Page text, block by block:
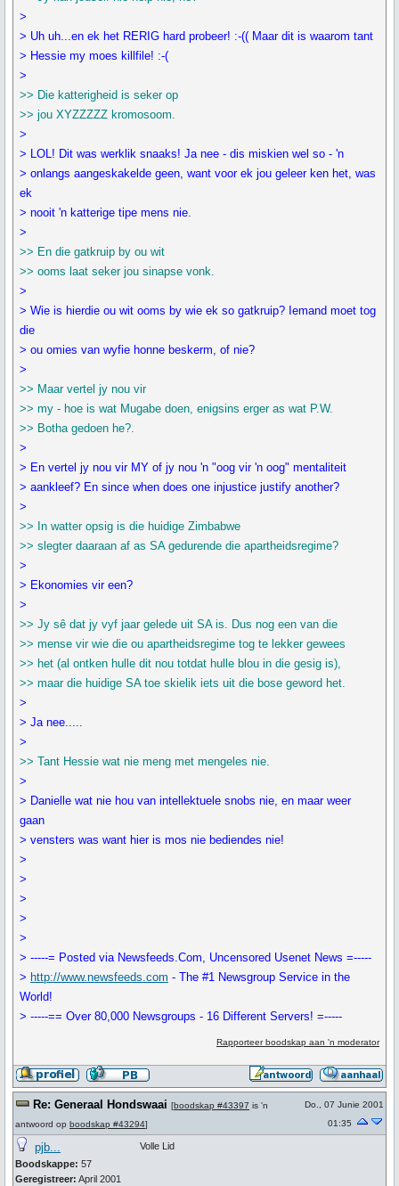
>
> Uh uh...en ek het RERIG hard probeer! :-(( Maar dit is waarom tant
> Hessie my moes killfile! :-(
>
>> Die katterigheid is seker op
>> jou XYZZZZZ kromosoom.
>
> LOL! Dit was werklik snaaks! Ja nee - dis miskien wel so - 'n
> onlangs aangeskakelde geen, want voor ek jou geleer ken het, was
ek
> nooit 'n katterige tipe mens nie.
>
>> En die gatkruip by ou wit
>> ooms laat seker jou sinapse vonk.
>
> Wie is hierdie ou wit ooms by wie ek so gatkruip? Iemand moet tog
die
> ou omies van wyfie honne beskerm, of nie?
>
>> Maar vertel jy nou vir
>> my - hoe is wat Mugabe doen, enigsins erger as wat P.W.
>> Botha gedoen he?.
>
> En vertel jy nou vir MY of jy nou 'n "oog vir 'n oog" mentaliteit
> aankleef? En since when does one injustice justify another?
>
>> In watter opsig is die huidige Zimbabwe
>> slegter daaraan af as SA gedurende die apartheidsregime?
>
> Ekonomies vir een?
>
>> Jy sê dat jy vyf jaar gelede uit SA is. Dus nog een van die
>> mense vir wie die ou apartheidsregime tog te lekker gewees
>> het (al ontken hulle dit nou totdat hulle blou in die gesig is),
>> maar die huidige SA toe skielik iets uit die bose geword het.
>
> Ja nee.....
>
>> Tant Hessie wat nie meng met mengeles nie.
>
> Danielle wat nie hou van intellektuele snobs nie, en maar weer
gaan
> vensters was want hier is mos nie bediendes nie!
>
>
>
>
>
> -----= Posted via Newsfeeds.Com, Uncensored Usenet News =-----
> http://www.newsfeeds.com - The #1 Newsgroup Service in the
World!
> -----== Over 80,000 Newsgroups - 16 Different Servers! =-----
Rapporteer boodskap aan 'n moderator
Re: Generaal Hondswaai [boodskap #43397 is 'n
antwoord op boodskap #43294]
Do., 07 Junie 2001
01:35
pjb...
Boodskappe: 57
Geregistreer: April 2001
Volle Lid